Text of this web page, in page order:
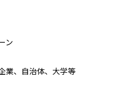
ン
業、自治体、大学等